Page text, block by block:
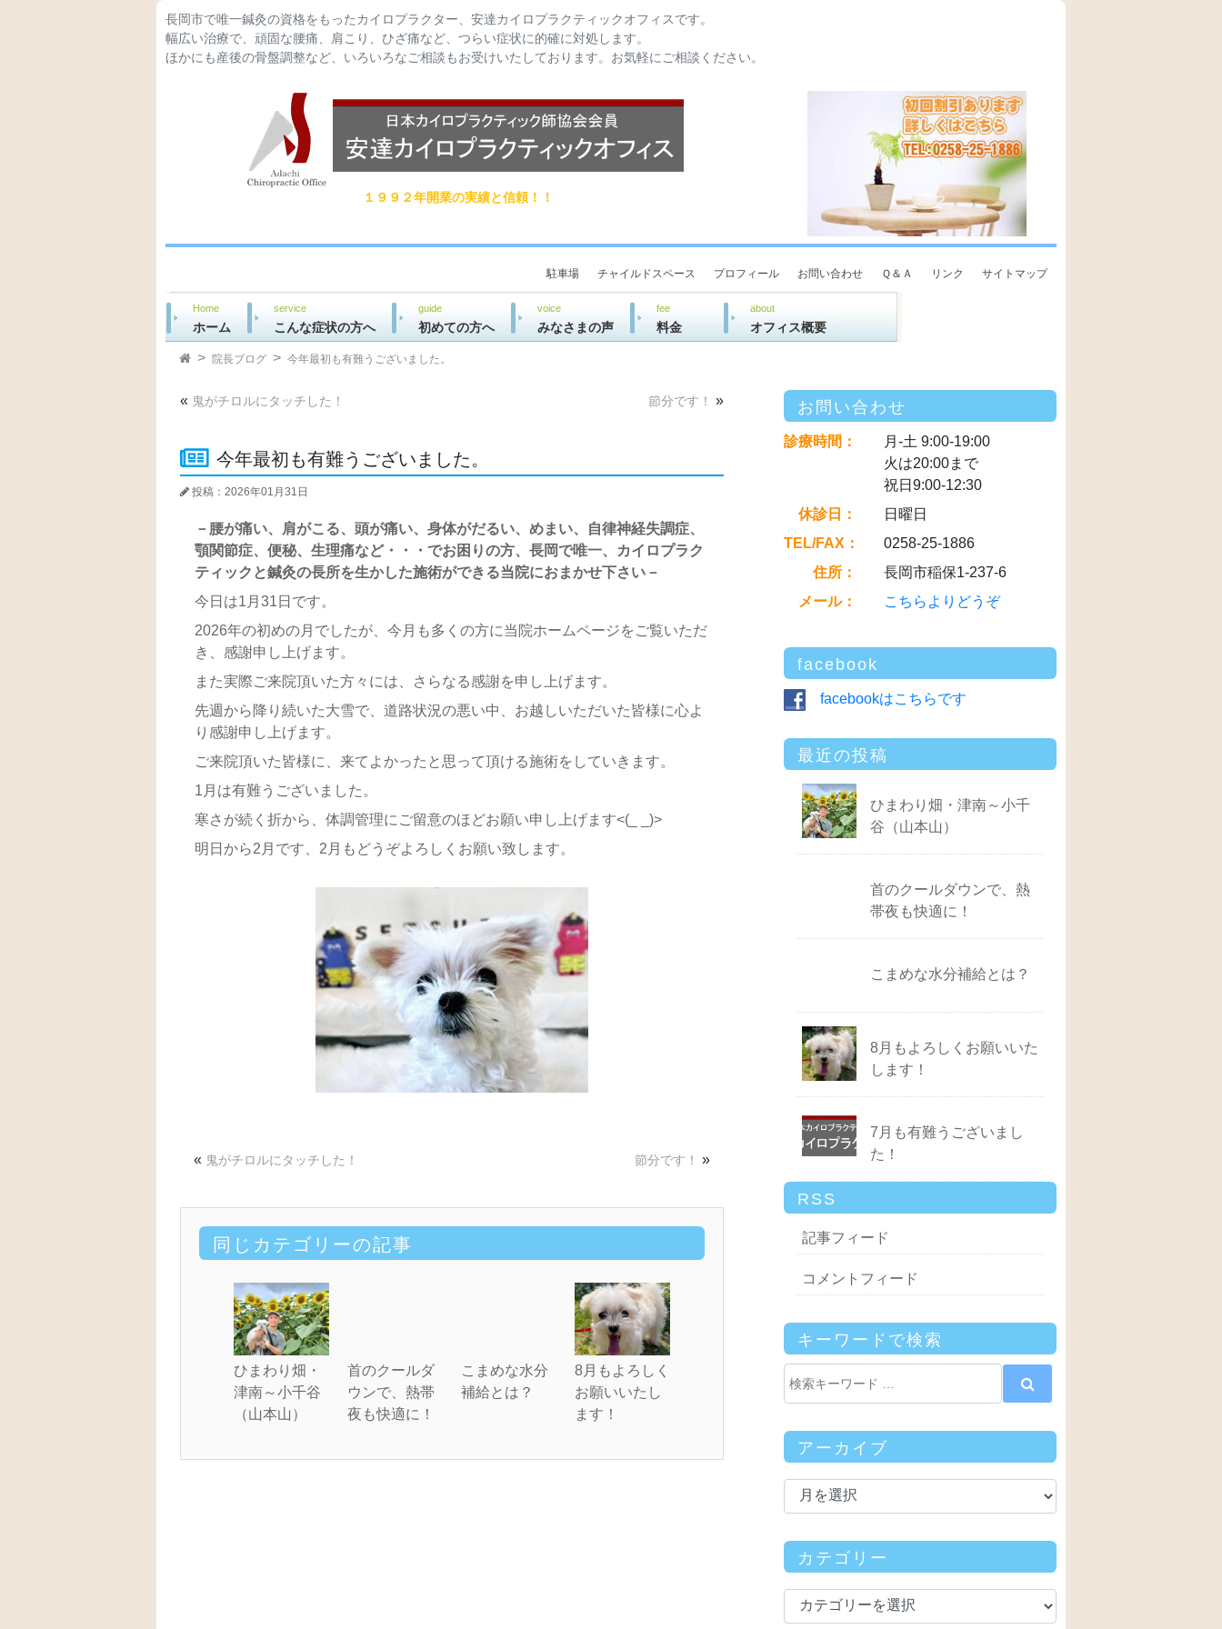
長岡市で唯一鍼灸の資格をもったカイロプラクター、安達カイロプラクティックオフィスです。
幅広い治療で、頑固な腰痛、肩こり、ひざ痛など、つらい症状に的確に対処します。
ほかにも産後の骨盤調整など、いろいろなご相談もお受けいたしております。お気軽にご相談ください。
１９９２年開業の実績と信頼！！
駐車場 チャイルドスペース プロフィール お問い合わせ Ｑ＆Ａ リンク サイトマップ
Home
ホーム
service
こんな症状の方へ
guide
初めての方へ
voice
みなさまの声
fee
料金
about
オフィス概要
院長ブログ 今年最初も有難うございました。
« 鬼がチロルにタッチした！ 節分です！ »
今年最初も有難うございました。
投稿：2026年01月31日
－腰が痛い、肩がこる、頭が痛い、身体がだるい、めまい、自律神経失調症、
顎関節症、便秘、生理痛など・・・でお困りの方、長岡で唯一、カイロプラク
ティックと鍼灸の長所を生かした施術ができる当院におまかせ下さい－
今日は1月31日です。
2026年の初めの月でしたが、今月も多くの方に当院ホームページをご覧いただ
き、感謝申し上げます。
また実際ご来院頂いた方々には、さらなる感謝を申し上げます。
先週から降り続いた大雪で、道路状況の悪い中、お越しいただいた皆様に心よ
り感謝申し上げます。
ご来院頂いた皆様に、来てよかったと思って頂ける施術をしていきます。
1月は有難うございました。
寒さが続く折から、体調管理にご留意のほどお願い申し上げます<(_ _)>
明日から2月です、2月もどうぞよろしくお願い致します。
« 鬼がチロルにタッチした！ 節分です！ »
同じカテゴリーの記事
ひまわり畑・
津南～小千谷
（山本山）
首のクールダ
ウンで、熱帯
夜も快適に！
こまめな水分
補給とは？
8月もよろしく
お願いいたし
ます！
お問い合わせ
診療時間：
月-土 9:00-19:00
火は20:00まで
祝日9:00-12:30
休診日：
日曜日
TEL/FAX：
0258-25-1886
住所：
長岡市稲保1-237-6
メール：
こちらよりどうぞ
facebook
facebookはこちらです
最近の投稿
ひまわり畑・津南～小千
谷（山本山）
首のクールダウンで、熱
帯夜も快適に！
こまめな水分補給とは？
8月もよろしくお願いいた
します！
7月も有難うございまし
た！
RSS
記事フィード
コメントフィード
キーワードで検索
アーカイブ
カテゴリー